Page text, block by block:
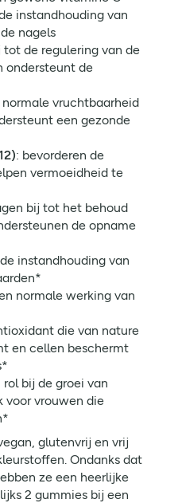
instandhouding van
nagels
tot de regulering van de
ondersteunt de
vruchtbaarheid
een gezonde
: bevorderen de
vermoeidheid te
bij tot het behoud
de opname
instandhouding van
normale werking van
die van nature
en cellen beschermt
rol bij de groei van
voor vrouwen die
glutenvrij en vrij
Ondanks dat
ze een heerlijke
2 gummies bij een